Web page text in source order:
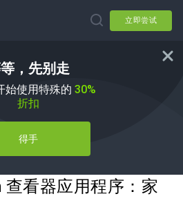
立即尝试
，先别走
始使用特殊的 30%
折扣
得手
看器应用程序：家